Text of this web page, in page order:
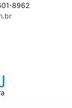
8962